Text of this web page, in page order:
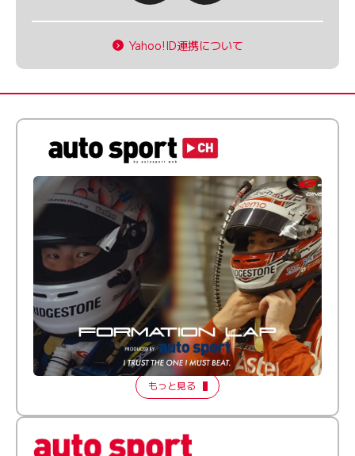
Yahoo!ID連携について
倒す相手を、信じてる。小林利徠斗 × 野村勇斗
【FORMATION LAP Produced by auto sport】
2026 Episode 2
もっと見る